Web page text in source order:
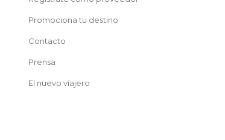
Promociona tu destino
Contacto
Prensa
El nuevo viajero